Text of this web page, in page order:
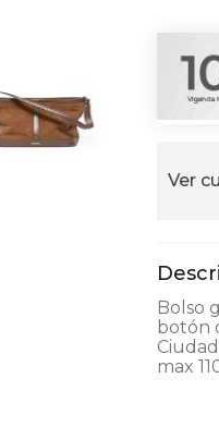
Ver
Bolso
botón
max